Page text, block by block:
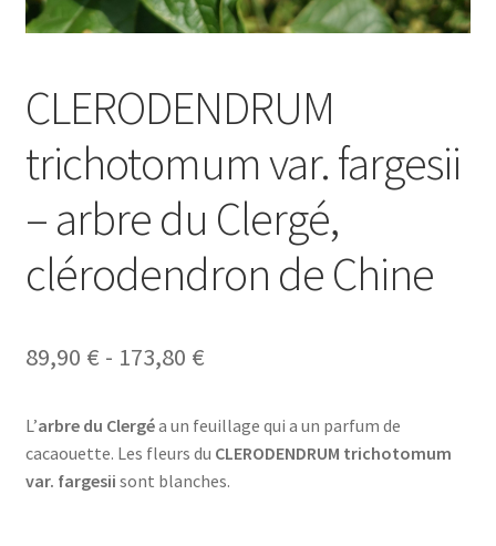
CLERODENDRUM
trichotomum var. fargesii
– arbre du Clergé,
clérodendron de Chine
89,90 € - 173,80 €Rango
precios:
desde
L’arbre du Clergéa un feuillage qui a un parfum de
cacaouette. Les fleurs du CLERODENDRUM trichotomum
var. fargesii sont blanches.